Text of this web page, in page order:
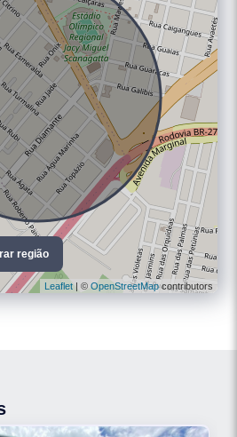
Leaflet| © OpenStreetMapcontributors
região